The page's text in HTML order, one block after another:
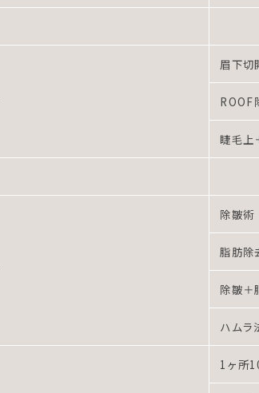
眉下切
ROOF
睫毛上
除皺術
脂肪除
除皺＋
ハムラ
1ヶ所